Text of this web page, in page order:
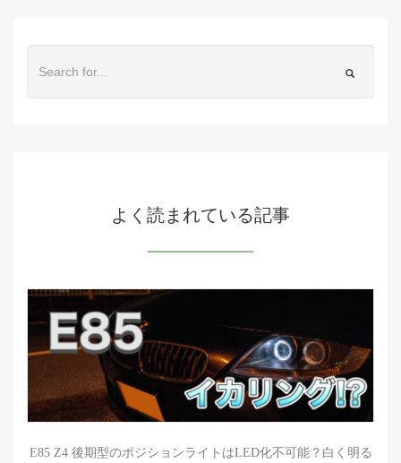
よく読まれている記事
E85 Z4 後期型のポジションライトはLED化不可能？白く明る